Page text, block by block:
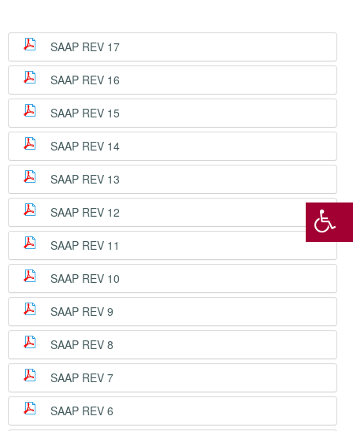
SAAP REV 17
SAAP REV 16
SAAP REV 15
SAAP REV 14
SAAP REV 13
SAAP REV 12
SAAP REV 11
SAAP REV 10
SAAP REV 9
SAAP REV 8
SAAP REV 7
SAAP REV 6